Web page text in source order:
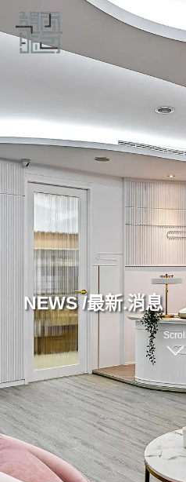
至
NEWS /最新.消息
Scroll